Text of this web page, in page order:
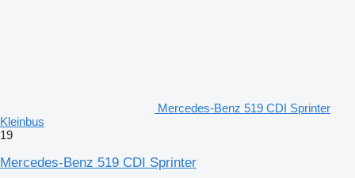
Mercedes-Benz 519 CDI Sprinter
Kleinbus
19
Mercedes-Benz 519 CDI Sprinter